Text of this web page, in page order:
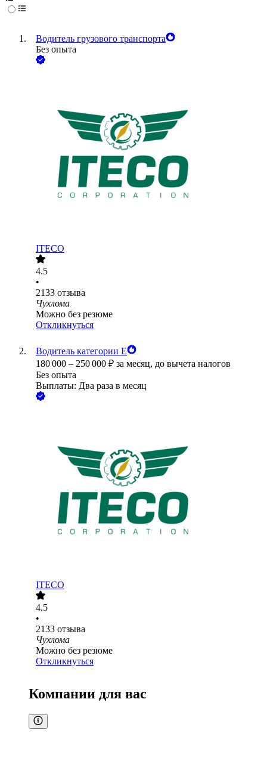
Водитель грузового транспорта
Без опыта
ITECO
4.5
•
2133 отзыва
Чухлома
Можно без резюме
Откликнуться
Водитель категории Е
180 000 – 250 000 ₽ за месяц, до вычета налогов
Без опыта
Выплаты: Два раза в месяц
ITECO
4.5
•
2133 отзыва
Чухлома
Можно без резюме
Откликнуться
Компании для вас